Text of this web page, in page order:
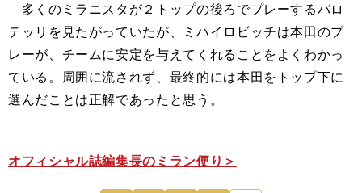
多くのミラニスタが２トップの後ろでプレーするバロ
テッリを見たがっていたが、ミハイロビッチは本田のプ
レーが、チームに安定を与えてくれることをよくわかっ
ている。周囲に流されず、最終的には本田をトップ下に
選んだことは正解であったと思う。
オフィシャル誌編集長のミラン便り＞